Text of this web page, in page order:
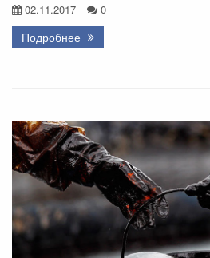
02.11.2017 0
Подробнее